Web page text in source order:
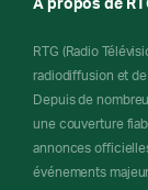
À propos de
RTG (Radio
radiodiffusion et
Depuis de
une couverture
annonces
événements